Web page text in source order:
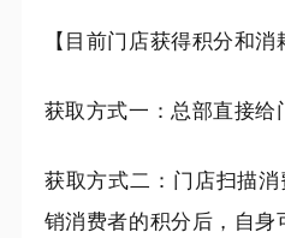
【目前门店获得积分和消
获取方式一：总部直接给
获取方式二：门店扫描
销消费者的积分后，自身